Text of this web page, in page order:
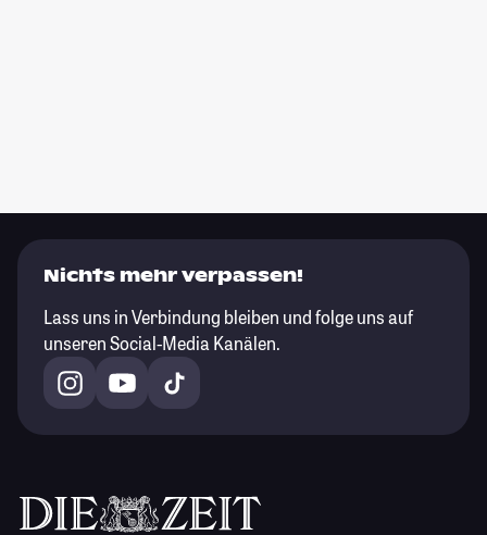
Nichts mehr verpassen!
Lass uns in Verbindung bleiben und folge uns auf
unseren Social-Media Kanälen.